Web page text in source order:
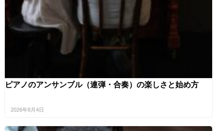
ピアノのアンサンブル（連弾・合奏）の楽しさと始め方
2026年8月4日